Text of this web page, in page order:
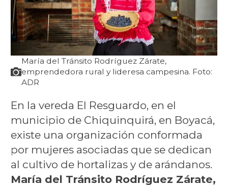
María del Tránsito Rodríguez Zárate,
emprendedora rural y lideresa campesina. Foto:
ADR
En la vereda El Resguardo, en el
municipio de Chiquinquirá, en Boyacá,
existe una organización conformada
por mujeres asociadas que se dedican
al cultivo de hortalizas y de arándanos.
María del Tránsito Rodríguez Zárate,